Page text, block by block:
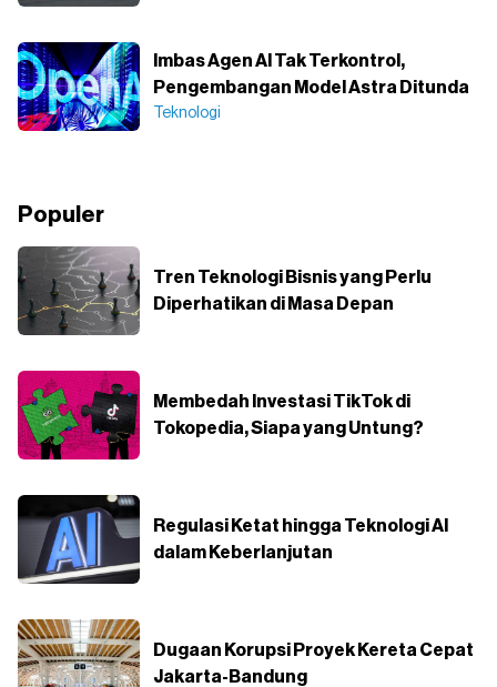
Imbas Agen AI Tak Terkontrol,
Pengembangan Model Astra Ditunda
Teknologi
Populer
Tren Teknologi Bisnis yang Perlu
Diperhatikan di Masa Depan
Membedah Investasi TikTok di
Tokopedia, Siapa yang Untung?
Regulasi Ketat hingga Teknologi AI
dalam Keberlanjutan
Dugaan Korupsi Proyek Kereta Cepat
Jakarta-Bandung